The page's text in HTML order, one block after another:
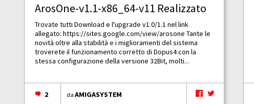
ArosOne-v1.1-x86_64-v11 Realizzato
Trovate tutti Download e l'upgrade v1.0/1.1 nel link
allegato:https://sites.google.com/view/arosone Tante le
novità oltre alla stabilità e i miglioramenti del sistema
troverete il funzionamento corretto di Dopus4 con la
stessa configurazione della versione 32Bit, molti...
2 daAMIGASYSTEM